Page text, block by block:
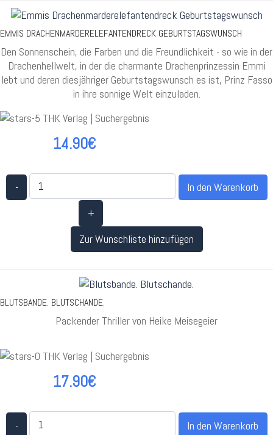
EMMIS DRACHENMARDERELEFANTENDRECK GEBURTSTAGSWUNSCH
Den Sonnenschein, die Farben und die Freundlichkeit - so wie in der
Drachenhellwelt, in der die charmante Drachenprinzessin Emmi
lebt und deren diesjähriger Geburtstagswunsch es ist, Prinz Fasso
in ihre sonnige Welt einzuladen.
14.90€
-
+
Zur Wunschliste hinzufügen
BLUTSBANDE. BLUTSCHANDE.
Packender Thriller von Heike Meisegeier
17.90€
-